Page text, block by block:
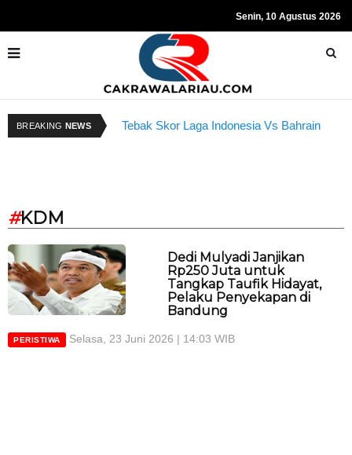
Senin, 10 Agustus 2026
BREAKING NEWS
Tebak Skor Laga Indonesia Vs Bahrain
#KDM
Dedi Mulyadi Janjikan
Rp250 Juta untuk
Tangkap Taufik Hidayat,
Pelaku Penyekapan di
Bandung
PERISTIWA Selasa, 23 Juni 2026 | 14:03 WIB